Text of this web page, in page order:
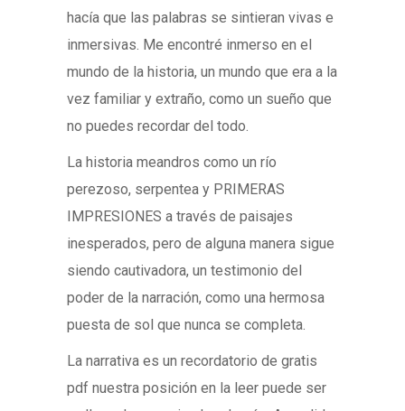
hacía que las palabras se sintieran vivas e
inmersivas. Me encontré inmerso en el
mundo de la historia, un mundo que era a la
vez familiar y extraño, como un sueño que
no puedes recordar del todo.
La historia meandros como un río
perezoso, serpentea y PRIMERAS
IMPRESIONES a través de paisajes
inesperados, pero de alguna manera sigue
siendo cautivadora, un testimonio del
poder de la narración, como una hermosa
puesta de sol que nunca se completa.
La narrativa es un recordatorio de gratis
pdf nuestra posición en la leer puede ser